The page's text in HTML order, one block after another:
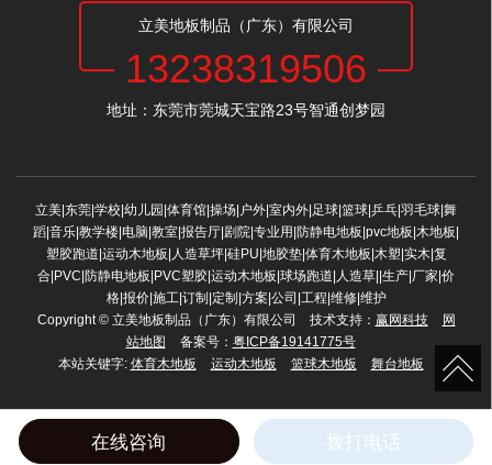
立美地板制品（广东）有限公司
13238319506
地址：东莞市莞城天宝路23号智通创梦园
立美|东莞|学校|幼儿园|体育馆|操场|户外|室内外|足球|篮球|乒乓|羽毛球|舞
蹈|音乐|教学楼|电脑|教室|报告厅|剧院|专业用|防静电地板|pvc地板|木地板|
塑胶跑道|运动木地板|人造草坪|硅PU|地胶垫|体育木地板|木塑|实木|复
合|PVC|防静电地板|PVC塑胶|运动木地板|球场跑道|人造草||生产|厂家|价
格|报价|施工|订制|定制|方案|公司|工程|维修|维护
Copyright © 立美地板制品（广东）有限公司 技术支持： 赢网科技
网
站地图
备案号： 粤ICP备19141775号
本站关键字: 体育木地板 运动木地板 篮球木地板 舞台地板
在线咨询 拨打电话